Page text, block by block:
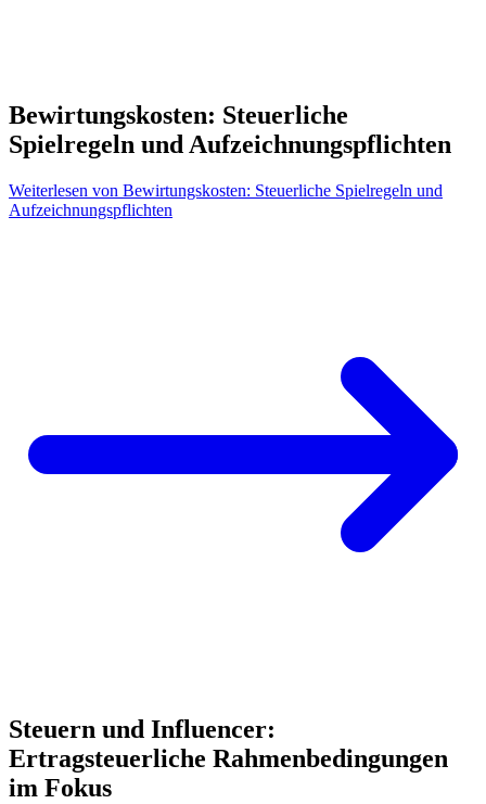
Bewirtungskosten: Steuerliche
Spielregeln und Aufzeichnungspflichten
Weiterlesen von Bewirtungskosten: Steuerliche Spielregeln und
Aufzeichnungspflichten
Steuern und Influencer:
Ertragsteuerliche Rahmenbedingungen
im Fokus